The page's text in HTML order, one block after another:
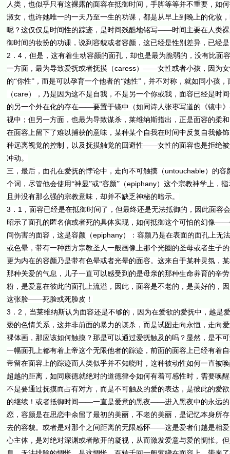
人类，也似乎只有这裸露的面容在抵御时间，手脚等等并不重要，如
淑女，也许她唯一的一天乃至一生的功课，都是从早上到晚上的化妆
呢？这仅仅是时间性的踪迹，是时间残酷地铭写——时间主要在人类
御时间的妆扮的功课，说到容貌或者容颜，这已经是性别差异，已经
2 ． 4，但是，这有着生动容颜的面孔，却也是最为脆弱的，没有比面
一方面，最为导致爱抚或者抚摸（caress）——女性或者小孩，因为女
的“你性”，而是可以孕育一个他者的“她性”，并不对称，就如同小孩
（care），乃是因为这不是自我，不是另一个你或我，面容已经是时
的另一个外在化的存在——要置于镜中（如同诗人张枣写道的《镜中
视中；但另一方面，也最为导致谋杀，莱维纳斯指出，正是面容的柔
在面容上留下了难以捕获的意味，某种某个自我在时间中反复自我修
种远离视觉的控制，以及抚摸触觉的回避性——女性的面容也是拒绝
冲动。
三，最后，面孔在爱抚的悖论中，走向不可触摸（untouchable）的容
个词，尽管他会使用“神显”或“容颜”（epiphany）这个宗教神学上，
且并没有那么强的宗教意味，却并不缺乏神秘的暗示。
3 ． 1，面容已经是在抵御时间了，但最终还是无法抵御的，因此面容
昭示了面孔的匿名信或者死的具体实现，如何抵御这个可怕的幻像
间伤害的面容，这是容颜（epiphany）：容颜乃是在表面的面孔上无
或色晕，带有一种西方宗教圣人一般画像上那个光圈的圣母或者生子
更为内在的容颜乃是带有色晕或者光晕的面容。这来自于某种灵氛，
那种关爱的气息，儿子一直可以感受到的是母亲的那种生命养育的辛
粉，是爱意在彼此的面孔上流溢，因此，面容是不老的，是美好的
这张脸——死脸或死脸皮！
3 ． 2 ，当莱维纳斯认为面容还是不够的，因为在爱欲的爱抚中，越
亵的色情关系，这并非前面的暴力的谋杀，而是试图走向永恒，走向
裸体画，那应该如何触摸？那是可以通过爱抚触及的吗？显然，是不
一幅面孔上都有着上帝这个无限他者的踪迹，前面的面容上已经有着
帝留在面容上的踪迹而人类似乎并不知晓时，这种被动性如何一直被
超越的距离，如同康德就绝对的道德律令如何有着可感性时，需要唤
不是要通过抚摸而占有对方，而是不可触及的爱的表达，是彼此的爱
的继续！或者抵御时间——一直是爱意的黑夜——进入黑夜中的永远的
恋，容颜是在思恋中余留了最初的美丽，不老的美丽，是记忆本身所
去的容貌。或者是对那个之间距离的无限感怀——这是爱者们越是相
心主体，是对绝对深渊或者敞开的凝视，从而激发爱意与爱的惆怅。